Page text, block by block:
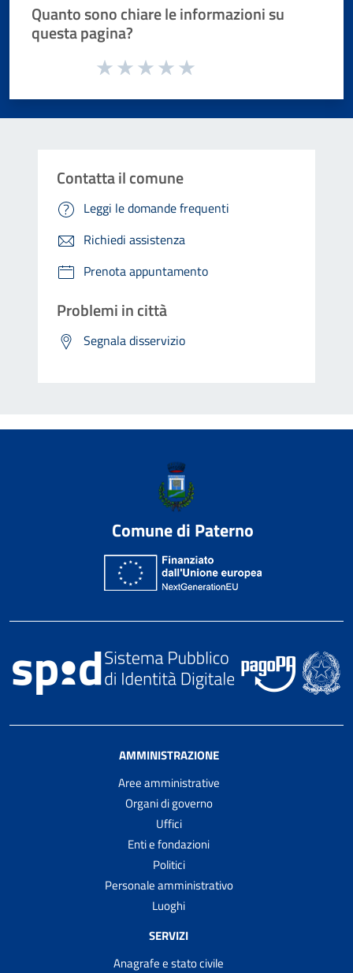
Quanto sono chiare le informazioni su
questa pagina?
Valuta da 1 a 5 stelle la pagina
Contatta il comune
Leggi le domande frequenti
Richiedi assistenza
Prenota appuntamento
Problemi in città
Segnala disservizio
Comune di Paterno
AMMINISTRAZIONE
Aree amministrative
Organi di governo
Uffici
Enti e fondazioni
Politici
Personale amministrativo
Luoghi
SERVIZI
Anagrafe e stato civile